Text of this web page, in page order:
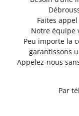
Faites
Notre équipe
Peu importe la
garantissons
Appelez-nous
Par